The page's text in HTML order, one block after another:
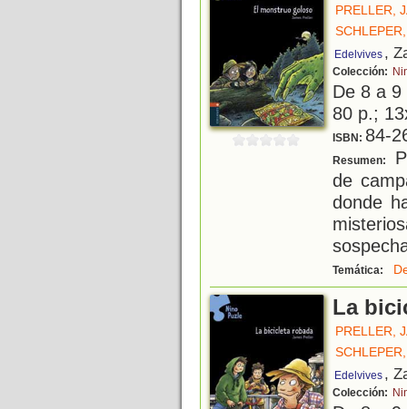
PRELLER,
Edelvives ,
Colección:
De 8 a
80 p.;
ISBN: 84-
Resumen:
de
donde
Temática:
La
PRELLER,
Edelvives ,
Colección: